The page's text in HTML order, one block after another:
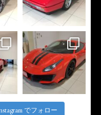
でフォロー